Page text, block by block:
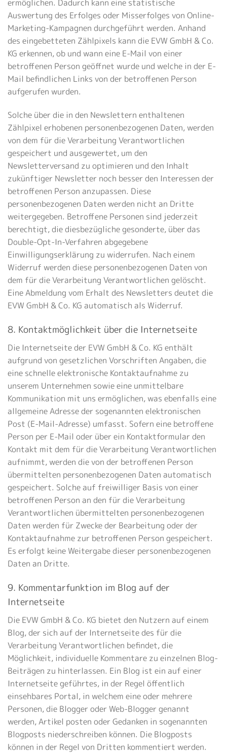
ermöglichen. Dadurch kann eine statistische
Auswertung des Erfolges oder Misserfolges von Online-
Marketing-Kampagnen durchgeführt werden. Anhand
des eingebetteten Zählpixels kann die EVW GmbH & Co.
KG erkennen, ob und wann eine E-Mail von einer
betroffenen Person geöffnet wurde und welche in der E-
Mail befindlichen Links von der betroffenen Person
aufgerufen wurden.
Solche über die in den Newslettern enthaltenen
Zählpixel erhobenen personenbezogenen Daten, werden
von dem für die Verarbeitung Verantwortlichen
gespeichert und ausgewertet, um den
Newsletterversand zu optimieren und den Inhalt
zukünftiger Newsletter noch besser den Interessen der
betroffenen Person anzupassen. Diese
personenbezogenen Daten werden nicht an Dritte
weitergegeben. Betroffene Personen sind jederzeit
berechtigt, die diesbezügliche gesonderte, über das
Double-Opt-In-Verfahren abgegebene
Einwilligungserklärung zu widerrufen. Nach einem
Widerruf werden diese personenbezogenen Daten von
dem für die Verarbeitung Verantwortlichen gelöscht.
Eine Abmeldung vom Erhalt des Newsletters deutet die
EVW GmbH & Co. KG automatisch als Widerruf.
8. Kontaktmöglichkeit über die Internetseite
Die Internetseite der EVW GmbH & Co. KG enthält
aufgrund von gesetzlichen Vorschriften Angaben, die
eine schnelle elektronische Kontaktaufnahme zu
unserem Unternehmen sowie eine unmittelbare
Kommunikation mit uns ermöglichen, was ebenfalls eine
allgemeine Adresse der sogenannten elektronischen
Post (E-Mail-Adresse) umfasst. Sofern eine betroffene
Person per E-Mail oder über ein Kontaktformular den
Kontakt mit dem für die Verarbeitung Verantwortlichen
aufnimmt, werden die von der betroffenen Person
übermittelten personenbezogenen Daten automatisch
gespeichert. Solche auf freiwilliger Basis von einer
betroffenen Person an den für die Verarbeitung
Verantwortlichen übermittelten personenbezogenen
Daten werden für Zwecke der Bearbeitung oder der
Kontaktaufnahme zur betroffenen Person gespeichert.
Es erfolgt keine Weitergabe dieser personenbezogenen
Daten an Dritte.
9. Kommentarfunktion im Blog auf der
Internetseite
Die EVW GmbH & Co. KG bietet den Nutzern auf einem
Blog, der sich auf der Internetseite des für die
Verarbeitung Verantwortlichen befindet, die
Möglichkeit, individuelle Kommentare zu einzelnen Blog-
Beiträgen zu hinterlassen. Ein Blog ist ein auf einer
Internetseite geführtes, in der Regel öffentlich
einsehbares Portal, in welchem eine oder mehrere
Personen, die Blogger oder Web-Blogger genannt
werden, Artikel posten oder Gedanken in sogenannten
Blogposts niederschreiben können. Die Blogposts
können in der Regel von Dritten kommentiert werden.